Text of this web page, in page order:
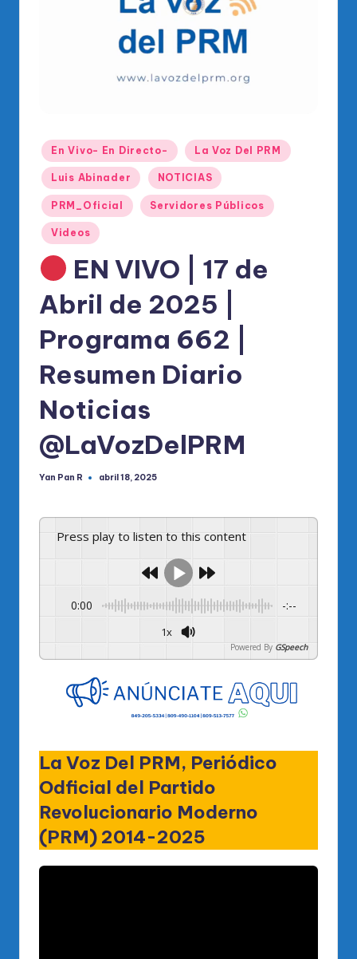
ci
al
el
M
Publicado
en
En Vivo- En Directo- La Voz Del PRM
Luis Abinader NOTICIAS
PRM_Oficial Servidores Públicos
Videos
EN VIVO | 17 de
Abril de 2025 |
Programa 662 |
Resumen Diario
Noticias
@LaVozDelPRM
Publicado
Yan Pan R abril 18, 2025
Press play to listen to this content
0:00 -:--
1x
Powered By GSpeech
La Voz Del PRM, Periódico
Odficial del Partido
Revolucionario Moderno
(PRM) 2014-2025